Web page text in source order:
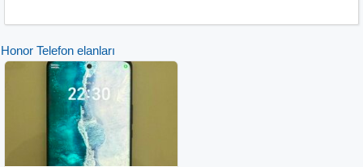
Honor Telefon elanları